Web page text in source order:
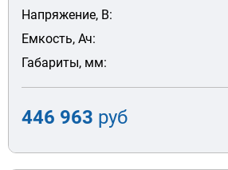
Напряжение, В:
Емкость, Ач:
Габариты, мм:
446 963 руб